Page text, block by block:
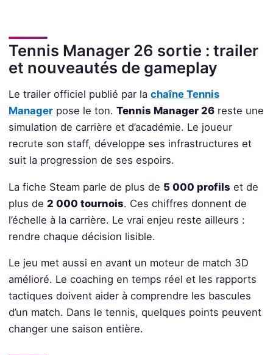
Tennis Manager 26 sortie : trailer
et nouveautés de gameplay
Le trailer officiel publié par la chaîne Tennis
Managerpose le ton. Tennis Manager 26reste une
simulation de carrière et d’académie. Le joueur
recrute son staff, développe ses infrastructures et
suit la progression de ses espoirs.
La fiche Steam parle de plus de 5 000 profils et de
plus de 2 000 tournois. Ces chiffres donnent de
l’échelle à la carrière. Le vrai enjeu reste ailleurs :
rendre chaque décision lisible.
Le jeu met aussi en avant un moteur de match 3D
amélioré. Le coaching en temps réel et les rapports
tactiques doivent aider à comprendre les bascules
d’un match. Dans le tennis, quelques points peuvent
changer une saison entière.